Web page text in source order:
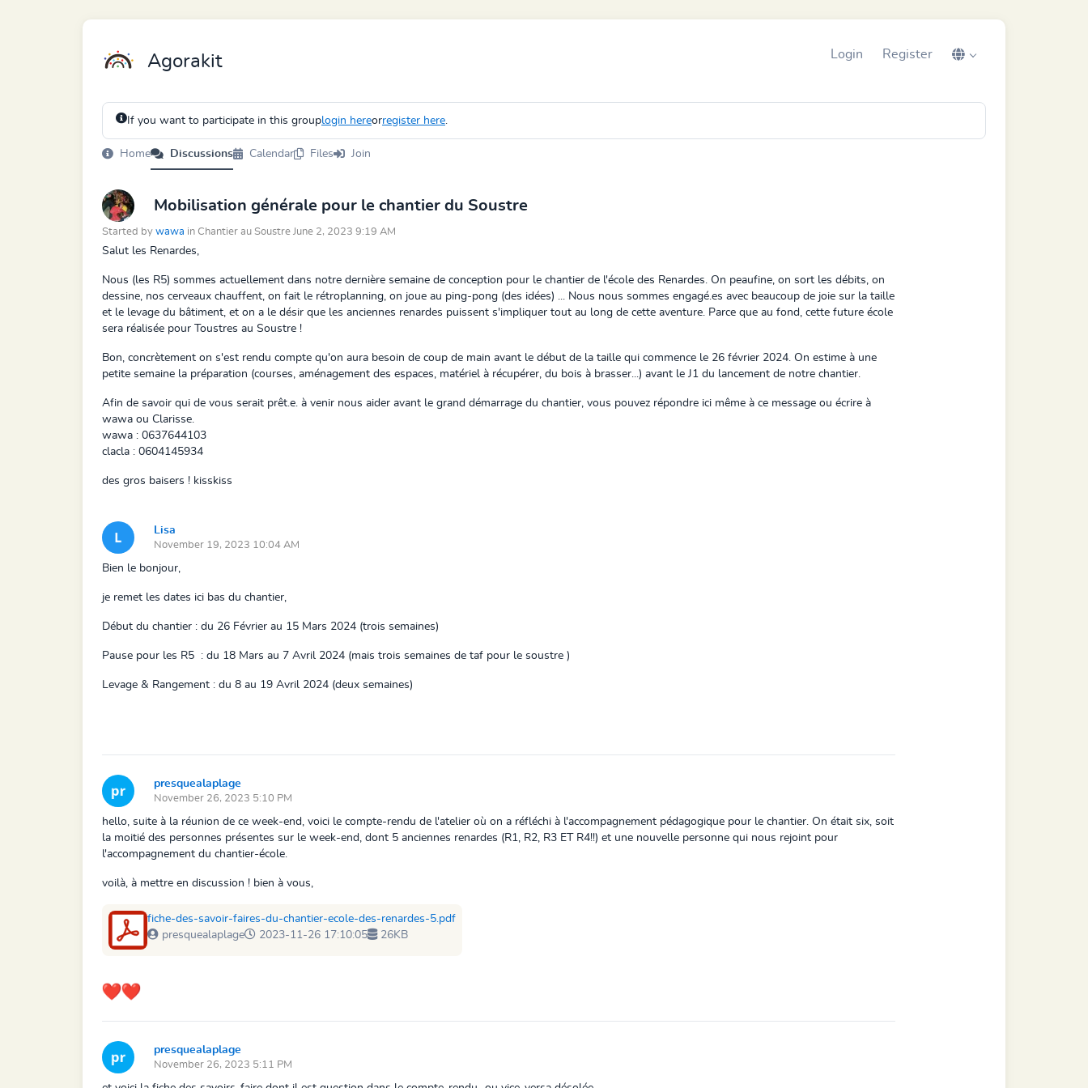
Agorakit Login Register
If you want to participate in this grouplogin hereorregister here.
Home Discussions Calendar Files Join
Mobilisation générale pour le chantier du Soustre
Started by wawa in Chantier au Soustre June 2, 2023 9:19 AM
Salut les Renardes,
Nous (les R5) sommes actuellement dans notre dernière semaine de conception pour le chantier de l'école des Renardes. On peaufine, on sort les débits, on
dessine, nos cerveaux chauffent, on fait le rétroplanning, on joue au ping-pong (des idées) ... Nous nous sommes engagé.es avec beaucoup de joie sur la taille
et le levage du bâtiment, et on a le désir que les anciennes renardes puissent s'impliquer tout au long de cette aventure. Parce que au fond, cette future école
sera réalisée pour Toustres au Soustre !
Bon, concrètement on s'est rendu compte qu'on aura besoin de coup de main avant le début de la taille qui commence le 26 février 2024. On estime à une
petite semaine la préparation (courses, aménagement des espaces, matériel à récupérer, du bois à brasser...) avant le J1 du lancement de notre chantier.
Afin de savoir qui de vous serait prêt.e. à venir nous aider avant le grand démarrage du chantier, vous pouvez répondre ici même à ce message ou écrire à
wawa ou Clarisse.
wawa : 0637644103
clacla : 0604145934
des gros baisers ! kisskiss
Lisa
November 19, 2023 10:04 AM
Bien le bonjour,
je remet les dates ici bas du chantier,
Début du chantier : du 26 Février au 15 Mars 2024 (trois semaines)
Pause pour les R5 : du 18 Mars au 7 Avril 2024 (mais trois semaines de taf pour le soustre )
Levage & Rangement : du 8 au 19 Avril 2024 (deux semaines)
presquealaplage
November 26, 2023 5:10 PM
hello, suite à la réunion de ce week-end, voici le compte-rendu de l'atelier où on a réfléchi à l'accompagnement pédagogique pour le chantier. On était six, soit
la moitié des personnes présentes sur le week-end, dont 5 anciennes renardes (R1, R2, R3 ET R4!!) et une nouvelle personne qui nous rejoint pour
l'accompagnement du chantier-école.
voilà, à mettre en discussion ! bien à vous,
fiche-des-savoir-faires-du-chantier-ecole-des-renardes-5.pdf
presquealaplage
2023-11-26 17:10:05 26KB
presquealaplage
November 26, 2023 5:11 PM